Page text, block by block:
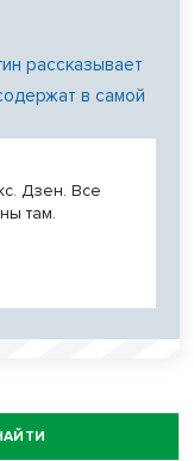
рассказывает
в самой
Дзен. Все
там.